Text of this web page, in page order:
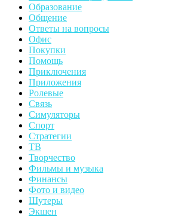
Образование
Общение
Ответы на вопросы
Офис
Покупки
Помощь
Приключения
Приложения
Ролевые
Связь
Симуляторы
Спорт
Стратегии
ТВ
Творчество
Фильмы и музыка
Финансы
Фото и видео
Шутеры
Экшен